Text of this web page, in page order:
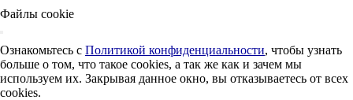
Файлы cookie
Ознакомьтесь с Политикой конфиденциальности, чтобы узнать
больше о том, что такое cookies, а так же как и зачем мы
используем их. Закрывая данное окно, вы отказываетесь от всех
cookies.